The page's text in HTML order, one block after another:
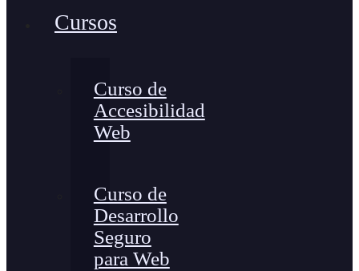
Cursos
Curso de
Accesibilidad
Web
Curso de
Desarrollo
Seguro
para Web